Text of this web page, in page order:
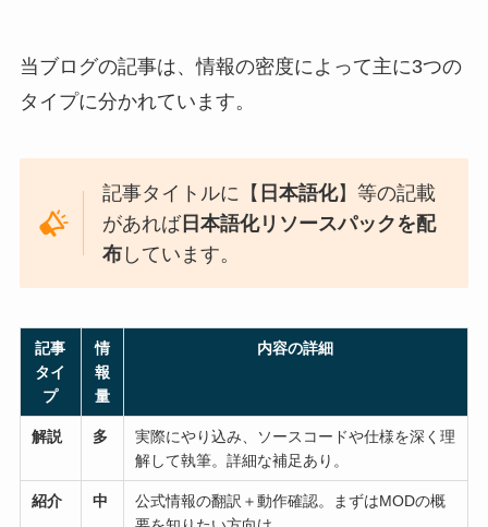
当ブログの記事は、情報の密度によって主に3つの
タイプに分かれています。
記事タイトルに【 日本語化】等の記載
があれば日本語化リソースパックを配
布 しています。
記事
タイ
プ
情
報
量
内容の詳細
解説 多
実際にやり込み、ソースコードや仕様を深く理
解して執筆。詳細な補足あり。
紹介 中
公式情報の翻訳＋動作確認。まずはMODの概